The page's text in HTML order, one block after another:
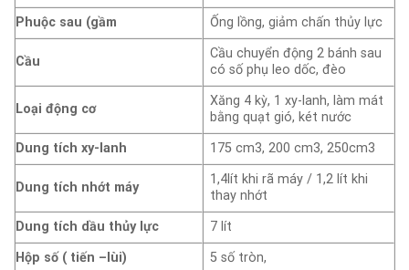
Phuộc sau (gầm
Ống lồng, giảm chấn thủy lực
Cầu
Cầu chuyển động 2 bánh sau
có số phụ leo dốc, đèo
Loại động cơ
Xăng 4 kỳ, 1 xy-lanh, làm mát
bằng quạt gió, két nước
Dung tích xy-lanh
175 cm3, 200 cm3, 250cm3
Dung tích nhớt máy
1,4lít khi rã máy / 1,2 lít khi
thay nhớt
Dung tích dầu thủy lực
7 lít
Hộp số ( tiến –lùi)
5 số tròn,